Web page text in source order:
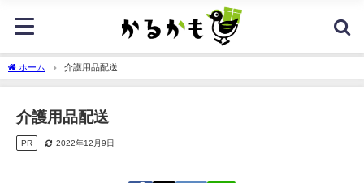
ホーム 介護用品配送
介護用品配送
PR 2022年12月9日